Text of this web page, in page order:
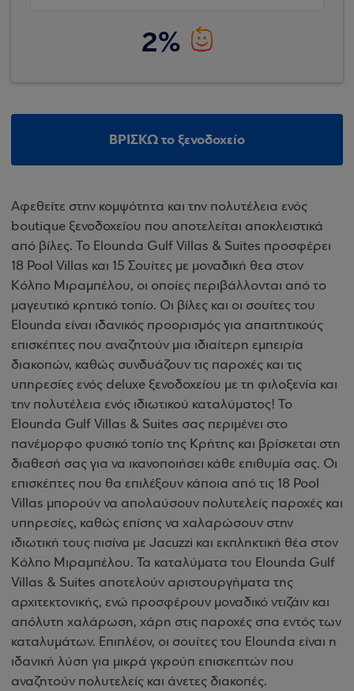
2%
ΒΡΙΣΚΩ το ξενοδοχείο
Αφεθείτε στην κομψότητα και την πολυτέλεια ενός
boutique ξενοδοχείου που αποτελείται αποκλειστικά
από βίλες. Το Elounda Gulf Villas & Suites προσφέρει
18 Pool Villas και 15 Σουίτες με μοναδική θεα στον
Κόλπο Μιραμπέλου, οι οποίες περιβάλλονται από το
μαγευτικό κρητικό τοπίο. Οι βίλες και οι σουίτες του
Elounda είναι ιδανικός προορισμός για απαιτητικούς
επισκέπτες που αναζητούν μια ιδιαίτερη εμπειρία
διακοπών, καθώς συνδυάζουν τις παροχές και τις
υπηρεσίες ενός deluxe ξενοδοχείου με τη φιλοξενία και
την πολυτέλεια ενός ιδιωτικού καταλύματος! Το
Elounda Gulf Villas & Suites σας περιμένει στο
πανέμορφο φυσικό τοπίο της Κρήτης και βρίσκεται στη
διαθεσή σας για να ικανοποιήσει κάθε επιθυμία σας. Οι
επισκέπτες που θα επιλέξουν κάποια από τις 18 Pool
Villas μπορούν να απολαύσουν πολυτελείς παροχές και
υπηρεσίες, καθώς επίσης να χαλαρώσουν στην
ιδιωτική τους πισίνα με Jacuzzi και εκπληκτική θέα στον
Κόλπο Μιραμπέλου. Τα καταλύματα του Elounda Gulf
Villas & Suites αποτελούν αριστουργήματα της
αρχιτεκτονικής, ενώ προσφέρουν μοναδικό ντιζάιν και
απόλυτη χαλάρωση, χάρη στις παροχές σπα εντός των
καταλυμάτων. Επιπλέον, οι σουίτες του Elounda είναι η
ιδανική λύση για μικρά γκρούπ επισκεπτών που
αναζητούν πολυτελείς και άνετες διακοπές.